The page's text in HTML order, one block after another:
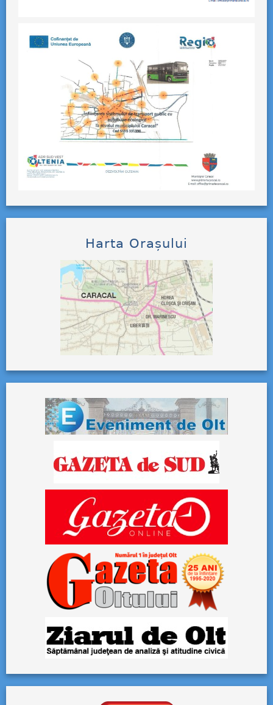
Harta Orașului